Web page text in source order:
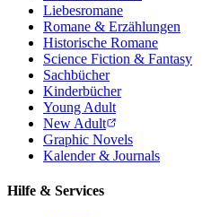
Liebesromane
Romane & Erzählungen
Historische Romane
Science Fiction & Fantasy
Sachbücher
Kinderbücher
Young Adult
New Adult
Graphic Novels
Kalender & Journals
Hilfe & Services